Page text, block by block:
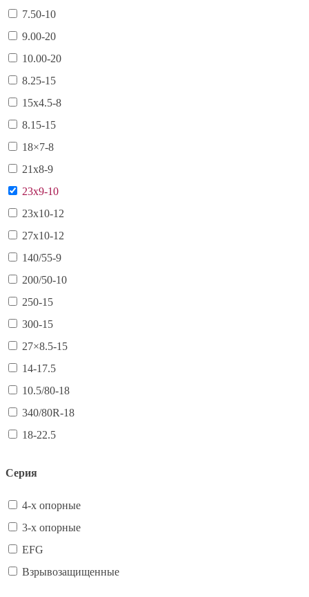
7.50-10
9.00-20
10.00-20
8.25-15
15х4.5-8
8.15-15
18×7-8
21х8-9
23х9-10
23х10-12
27х10-12
140/55-9
200/50-10
250-15
300-15
27×8.5-15
14-17.5
10.5/80-18
340/80R-18
18-22.5
Серия
4-х опорные
3-х опорные
EFG
Взрывозащищенные